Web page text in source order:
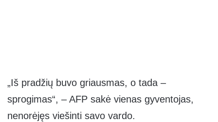
„Iš pradžių buvo griausmas, o tada –
sprogimas“, – AFP sakė vienas gyventojas,
nenorėjęs viešinti savo vardo.